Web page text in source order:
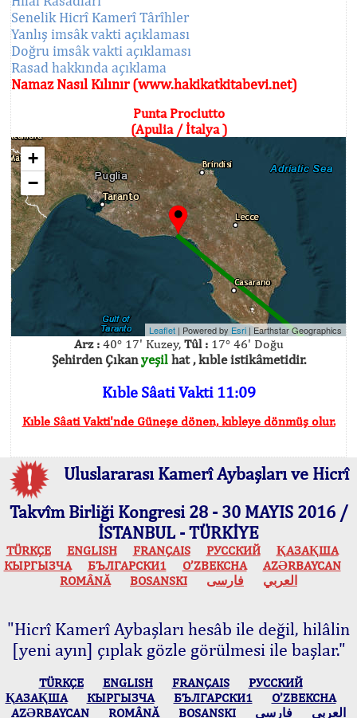
Senelik Hicrî Kamerî Târîhler
Yanlış imsâk vakti açıklaması
Doğru imsâk vakti açıklaması
Rasad hakkında açıklama
Namaz Nasıl Kılınır (www.hakikatkitabevi.net)
Punta Prociutto
(Apulia / İtalya )
+
−
Leaflet | Powered by Esri |Earthstar Geographics
Arz :40° 17' Kuzey, Tûl :17° 46' Doğu
Şehirden Çıkanyeşilhat , kıble istikâmetidir.
Kıble Sâati Vakti 11:09
Kıble Sâati Vakti'nde Güneşe dönen, kıbleye dönmüş olur.
Uluslararası Kamerî Aybaşları ve Hicrî
Takvîm Birliği Kongresi 28 - 30 MAYIS 2016 /
İSTANBUL - TÜRKİYE
TÜRKÇE ENGLISH FRANÇAIS РУССКИЙ
ҚАЗАҚША
КЫPГЫЗЧA
БЪЛГАРСКИ1 O’ZBEKCHA
AZӘRBAYCAN
ROMÂNĂ
BOSANSKI العربي فارسی
"Hicrî Kamerî Aybaşları hesâb ile değil, hilâlin
[yeni ayın] çıplak gözle görülmesi ile başlar."
TÜRKÇE ENGLISH FRANÇAIS
РУССКИЙ
ҚАЗАҚША
КЫPГЫЗЧA БЪЛГАРСКИ1
O’ZBEKCHA
AZӘRBAYCAN
ROMÂNĂ BOSANSKI العربي فارسی